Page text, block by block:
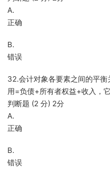
A.
正确
B.
错误
32.会计对象各要素之间的平
用=负债+所有者权益+收入，
判断题 (2 分) 2分
A.
正确
B.
错误